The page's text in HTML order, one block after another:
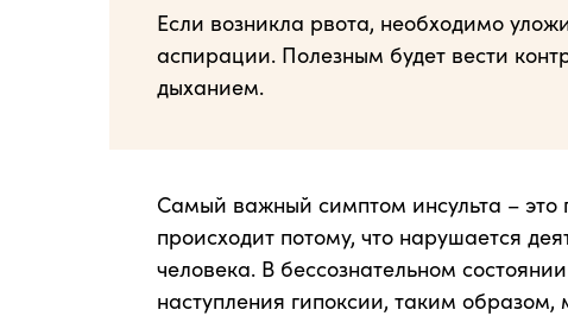
Если возникла рвота, необходимо
аспирации. Полезным будет вести
дыханием.
Самый важный симптом инсульта – это
происходит потому, что нарушается
человека. В бессознательном
наступления гипоксии, таким